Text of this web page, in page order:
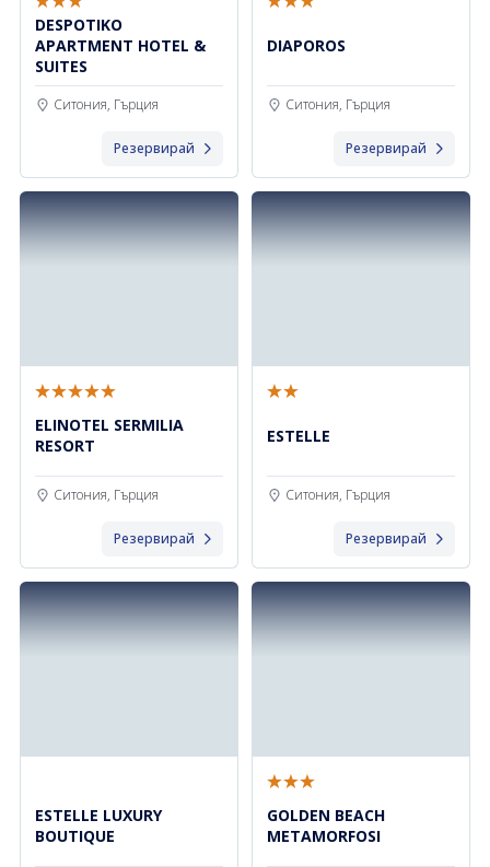
DESPOTIKO
APARTMENT HOTEL &
SUITES
Ситония, Гърция
Резервирай
DIAPOROS
Ситония, Гърция
Резервирай
ELINOTEL SERMILIA
RESORT
Ситония, Гърция
Резервирай
ESTELLE
Ситония, Гърция
Резервирай
ESTELLE LUXURY
BOUTIQUE
GOLDEN BEACH
METAMORFOSI